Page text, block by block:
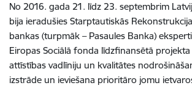
No 2016. gada 21. līdz 23. septembrim
bija ieradušies Starptautiskās
bankas (turpmāk – Pasaules Banka)
Eiropas Sociālā fonda līdzfinansētā projekta
attīstības vadlīniju un kvalitātes
izstrāde un ieviešana prioritāro jomu